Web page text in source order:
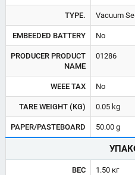
TYPE. Vacuum
EMBEEDED BATTERY No
PRODUCER PRODUCT
NAME
01286
WEEE TAX No
TARE WEIGHT (KG) 0.05 kg
PAPER/PASTEBOARD 50.00 g
ВЕС 1.50 кг